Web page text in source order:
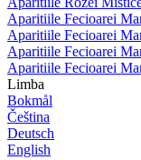
Aparitiile Fecioarei
Aparitiile Fecioarei
Aparitiile Fecioarei
Aparitiile Fecioarei
Limba
Bokmål
Čeština
Deutsch
English